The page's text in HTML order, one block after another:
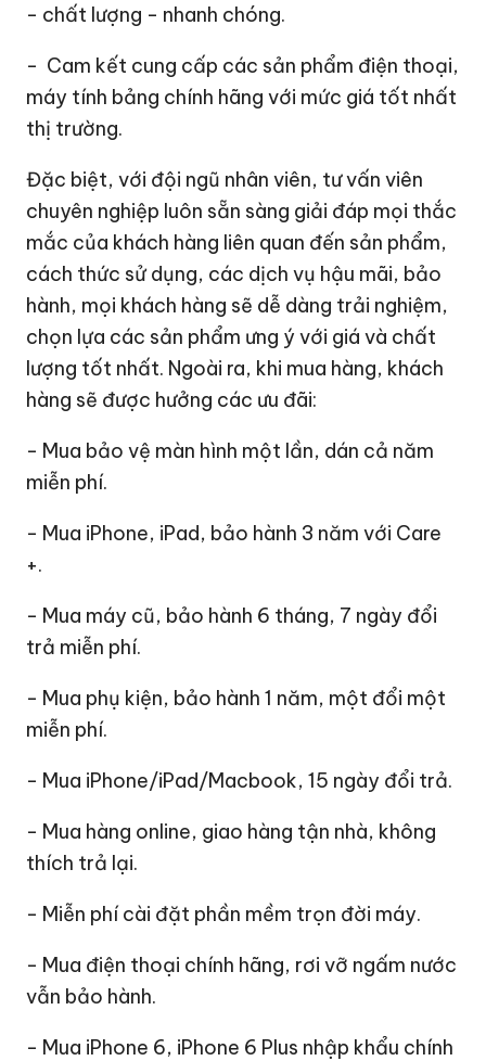
- chất lượng - nhanh chóng.
- Cam kết cung cấp các sản phẩm điện thoại,
máy tính bảng chính hãng với mức giá tốt nhất
thị trường.
Đặc biệt, với đội ngũ nhân viên, tư vấn viên
chuyên nghiệp luôn sẵn sàng giải đáp mọi thắc
mắc của khách hàng liên quan đến sản phẩm,
cách thức sử dụng, các dịch vụ hậu mãi, bảo
hành, mọi khách hàng sẽ dễ dàng trải nghiệm,
chọn lựa các sản phẩm ưng ý với giá và chất
lượng tốt nhất. Ngoài ra, khi mua hàng, khách
hàng sẽ được hưởng các ưu đãi:
- Mua bảo vệ màn hình một lần, dán cả năm
miễn phí.
- Mua iPhone, iPad, bảo hành 3 năm với Care
+.
- Mua máy cũ, bảo hành 6 tháng, 7 ngày đổi
trả miễn phí.
- Mua phụ kiện, bảo hành 1 năm, một đổi một
miễn phí.
- Mua iPhone/iPad/Macbook, 15 ngày đổi trả.
- Mua hàng online, giao hàng tận nhà, không
thích trả lại.
- Miễn phí cài đặt phần mềm trọn đời máy.
- Mua điện thoại chính hãng, rơi vỡ ngấm nước
vẫn bảo hành.
- Mua iPhone 6, iPhone 6 Plus nhập khẩu chính